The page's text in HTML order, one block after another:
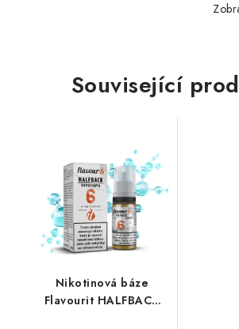
Související
Nikotinová báze
Flavourit HALFBACK